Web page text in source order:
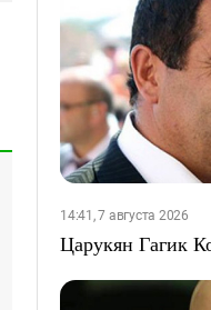
14:41, 7 августа 2026
Царукян Гагик